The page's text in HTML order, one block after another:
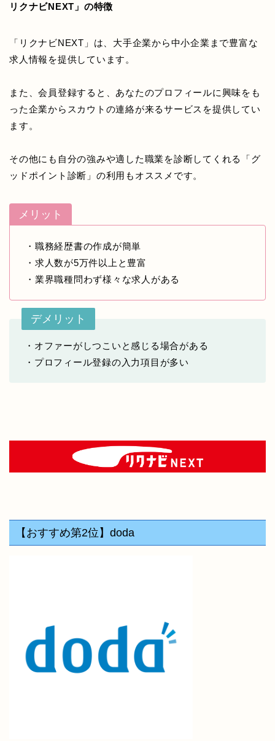
リクナビNEXT」の特徴
「リクナビNEXT」は、大手企業から中小企業まで豊富な
求人情報を提供しています。
また、会員登録すると、あなたのプロフィールに興味をも
った企業からスカウトの連絡が来るサービスを提供してい
ます。
その他にも自分の強みや適した職業を診断してくれる「グ
ッドポイント診断」の利用もオススメです。
メリット
・職務経歴書の作成が簡単
・求人数が5万件以上と豊富
・業界職種問わず様々な求人がある
デメリット
・オファーがしつこいと感じる場合がある
・プロフィール登録の入力項目が多い
【おすすめ第2位】doda